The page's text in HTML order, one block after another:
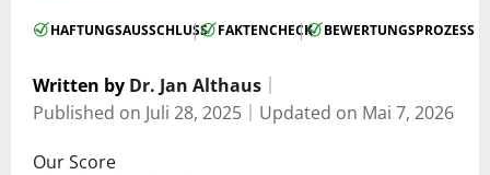
HAFTUNGSAUSSCHLUSS
| FAKTENCHECK
| BEWERTUNGSPROZESS
Written by Dr. Jan Althaus
Published on Juli 28, 2025 Updated on Mai 7, 2026
Our Score